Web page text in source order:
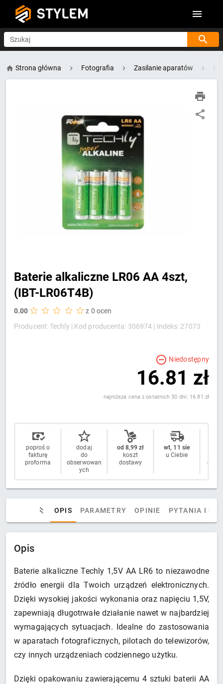
STYLEM
Szukaj
Strona główna Fotografia Zasilanie aparatów
Baterie alkaliczne LR06 AA 4szt,
(IBT-LR06T4B)
0.00
z 0 ocen
Producent: Techly | Kod producenta: 306974 | Indeks: 27073
Niedostępny
16.81 zł
najniższa cena z ostatnich 30 dni: 16.81 zł
poproś o
fakturę
proforma
dodaj
do
obserwowan
ych
od 8,99 zł
koszt
dostawy
wt, 11 sie
u Ciebie
OPIS PARAMETRY OPINIE PYTANIA I
Opis
Baterie alkaliczne Techly 1,5V AA LR6 to niezawodne
źródło energii dla Twoich urządzeń elektronicznych.
Dzięki wysokiej jakości wykonania oraz napięciu 1,5V,
zapewniają długotrwałe działanie nawet w najbardziej
wymagających sytuacjach. Idealne do zastosowania
w aparatach fotograficznych, pilotach do telewizorów,
czy innych urządzeniach codziennego użytku.
Dzięki opakowaniu zawierającemu 4 sztuki baterii AA